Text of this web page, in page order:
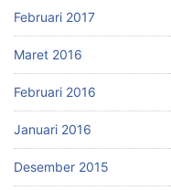
Februari 2017
Maret 2016
Februari 2016
Januari 2016
Desember 2015